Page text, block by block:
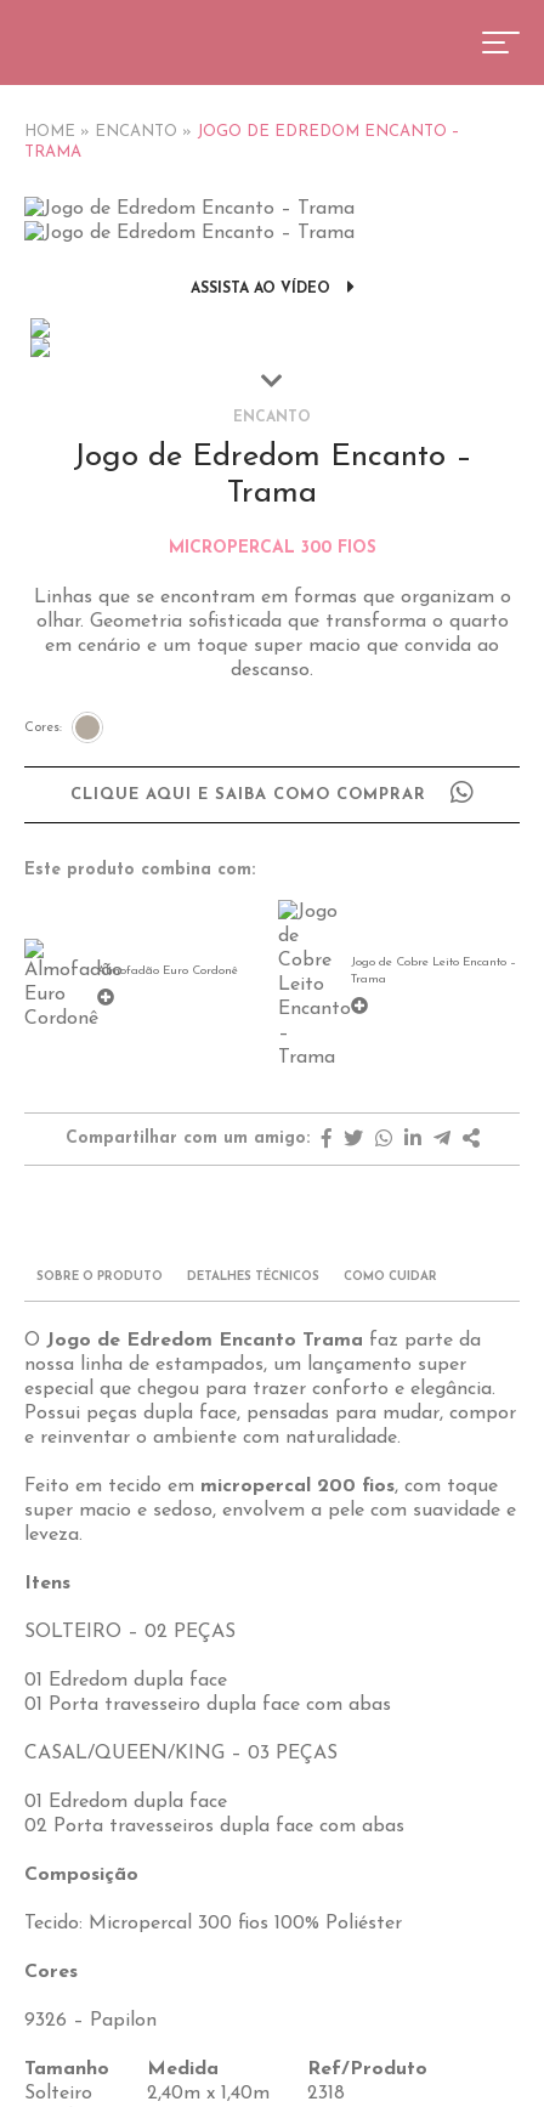
HOME » ENCANTO »
JOGO DE EDREDOM ENCANTO –
TRAMA
ASSISTA AO VÍDEO
ENCANTO
Jogo de Edredom Encanto –
Trama
MICROPERCAL 300 FIOS
Linhas que se encontram em formas que organizam o
olhar. Geometria sofisticada que transforma o quarto
em cenário e um toque super macio que convida ao
descanso.
Cores:
CLIQUE AQUI E SAIBA COMO COMPRAR
Este produto combina com:
Almofadão Euro Cordonê
Jogo de Cobre Leito Encanto –
Trama
Compartilhar com um amigo:
SOBRE O PRODUTO DETALHES TÉCNICOS COMO CUIDAR
O Jogo de Edredom Encanto Trama faz parte da
nossa linha de estampados, um lançamento super
especial que chegou para trazer conforto e elegância.
Possui peças dupla face, pensadas para mudar, compor
e reinventar o ambiente com naturalidade.
Feito em tecido em micropercal 200 fios, com toque
super macio e sedoso, envolvem a pele com suavidade e
leveza.
Itens
SOLTEIRO – 02 PEÇAS
01 Edredom dupla face
01 Porta travesseiro dupla face com abas
CASAL/QUEEN/KING – 03 PEÇAS
01 Edredom dupla face
02 Porta travesseiros dupla face com abas
Composição
Tecido: Micropercal 300 fios 100% Poliéster
Cores
9326 – Papilon
Tamanho Medida
Ref/Produto
Solteiro
2,40m x 1,40m
2318